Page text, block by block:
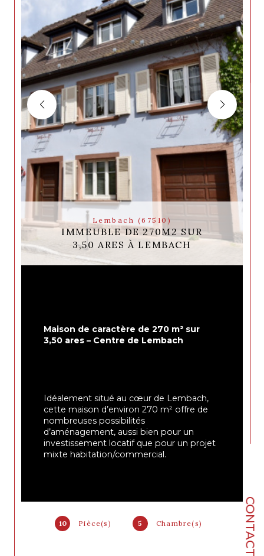
CONTACT
Lembach (67510)
IMMEUBLE DE 270M2 SUR
3,50 ARES À LEMBACH
10 Pièce(s) 5 Chambre(s)
Maison de caractère de 270 m² sur
3,50 ares – Centre de Lembach
Idéalement situé au cœur de Lembach,
cette maison d’environ 270 m² offre de
nombreuses possibilités
d’aménagement, aussi bien pour un
investissement locatif que pour un projet
mixte habitation/commercial.
aisément transformé en appartement
selon vos besoins.